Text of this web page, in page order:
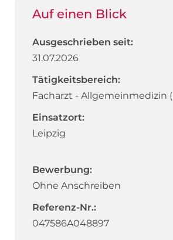
Auf einen Blick
Ausgeschrieben seit:
31.07.2026
Tätigkeitsbereich:
Facharzt - Allgemeinmedizin
Einsatzort:
Leipzig
Bewerbung:
Ohne Anschreiben
Referenz-Nr.:
047586A048897